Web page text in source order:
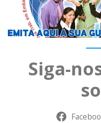
Siga-